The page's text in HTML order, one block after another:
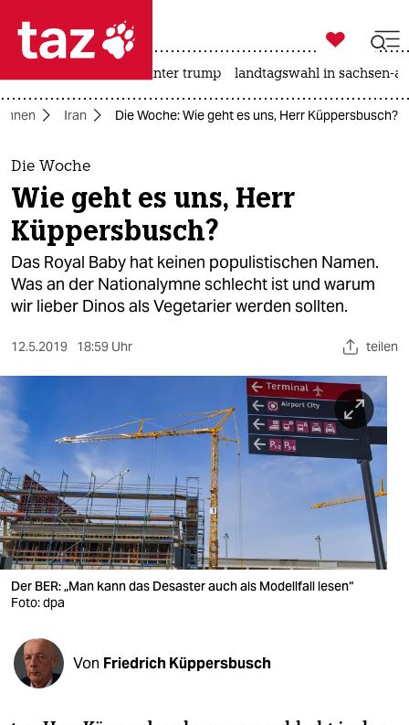
 taz zahl ich
taz zahl ich
themen
politik
öko
gesellschaft
sport
berlin
nord
wahrheit
verlag
verlag
veranstaltungen
shop
fragen & hilfe

taz zahl ich
usa unter trump landtagswahl in sachsen-
Iran Die Woche: Wie geht es uns, Herr Küppersbusch?
Die Woche
Wie geht es uns, Herr
Küppersbusch?
Das Royal Baby hat keinen populistischen Namen.
Was an der Nationalymne schlecht ist und warum
wir lieber Dinos als Vegetarier werden sollten.
12.5.2019 18:59 Uhr teilen
Der BER: „Man kann das Desaster auch als Modellfall lesen“
Foto: dpa
Von Friedrich Küppersbusch